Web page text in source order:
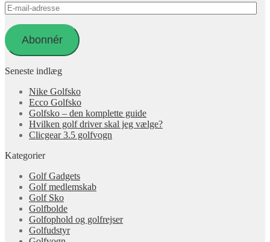
E-
mail-
adresse
Abonnér
Seneste indlæg
Nike Golfsko
Ecco Golfsko
Golfsko – den komplette guide
Hvilken golf driver skal jeg vælge?
Clicgear 3.5 golfvogn
Kategorier
Golf Gadgets
Golf medlemskab
Golf Sko
Golfbolde
Golfophold og golfrejser
Golfudstyr